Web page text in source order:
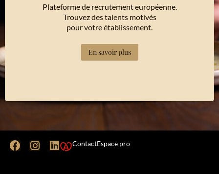
Plateforme de recrutement européenne.
Trouvez des talents motivés
pour votre établissement.
En savoir plus
ContactEspace pro